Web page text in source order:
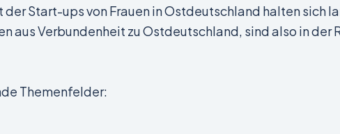
Start-ups von Frauen in Ostdeutschland halten sich
aus Verbundenheit zu Ostdeutschland, sind also in der
Themenfelder: